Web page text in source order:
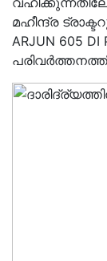
മഹീന്ദ്ര
ARJUN 605